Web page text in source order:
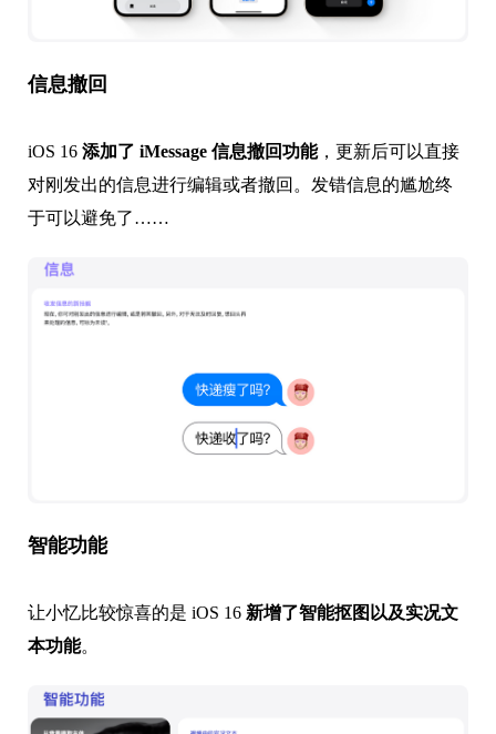
信息撤回
iOS 16 添加了 iMessage 信息撤回功能，更新后可以直接
对刚发出的信息进行编辑或者撤回。 发错信息的尴尬终
于可以避免了……
智能功能
让小忆比较惊喜的是 iOS 16 新增了智能抠图以及实况文
本功能。